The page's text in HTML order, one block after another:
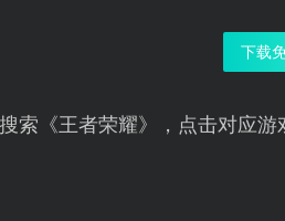
下载
索《王者荣耀》，点击对应